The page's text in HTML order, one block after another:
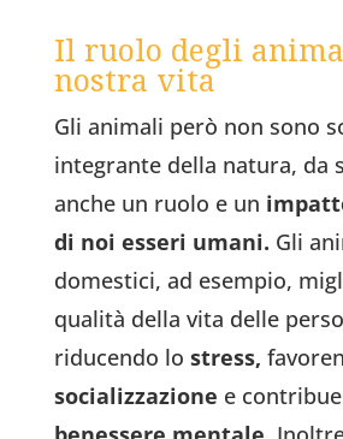
Il ruolo degli
nostra vita
Gli animali però non sono
integrante della natura, da
anche un ruolo e un
di noi esseri umani. Gli
domestici, ad esempio,
qualità della vita delle
riducendo lo stress,
socializzazione e